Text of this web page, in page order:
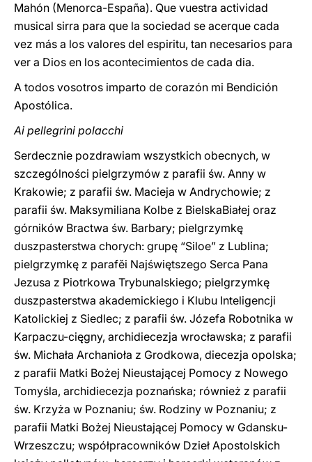
Mahón (Menorca-España). Que vuestra actividad
musical sirra para que la sociedad se acerque cada
vez más a los valores del espiritu, tan necesarios para
ver a Dios en los acontecimientos de cada dia.
A todos vosotros imparto de corazón mi Bendición
Apostólica.
Ai pellegrini polacchi
Serdecznie pozdrawiam wszystkich obecnych, w
szczególności pielgrzymów z parafii św. Anny w
Krakowie; z parafii św. Macieja w Andrychowie; z
parafii św. Maksymiliana Kolbe z BielskaBiałej oraz
górników Bractwa św. Barbary; pielgrzymkę
duszpasterstwa chorych: grupę “Siloe” z Lublina;
pielgrzymkę z parafěi Najświętszego Serca Pana
Jezusa z Piotrkowa Trybunalskiego; pielgrzymkę
duszpasterstwa akademickiego i Klubu Inteligencji
Katolickiej z Siedlec; z parafii św. Józefa Robotnika w
Karpaczu-cięgny, archidiecezja wrocławska; z parafii
św. Michała Archanioła z Grodkowa, diecezja opolska;
z parafii Matki Bożej Nieustającej Pomocy z Nowego
Tomyśla, archidiecezja poznańska; również z parafii
św. Krzyża w Poznaniu; św. Rodziny w Poznaniu; z
parafii Matki Bożej Nieustającej Pomocy w Gdansku-
Wrzeszczu; współpracowników Dzieł Apostolskich